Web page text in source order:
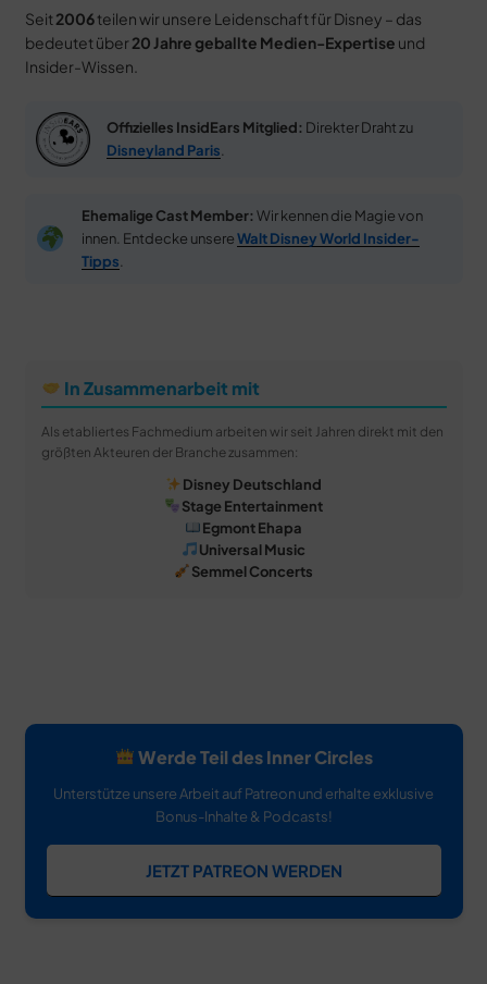
Seit 2006teilen wir unsere Leidenschaft für Disney – das
bedeutet über 20 Jahre geballte Medien-Expertise und
Insider-Wissen.
Offizielles InsidEars Mitglied: Direkter Draht zu
Disneyland Paris
Ehemalige Cast Member: Wir kennen die Magie von
innen. Entdecke unsereWalt Disney World Insider-
Tipps
In Zusammenarbeit mit
Als etabliertes Fachmedium arbeiten wir seit Jahren direkt mit den
größten Akteuren der Branche zusammen:
Disney Deutschland
Stage Entertainment
Egmont Ehapa
Universal Music
Semmel Concerts
Werde Teil des Inner Circles
Unterstütze unsere Arbeit auf Patreon und erhalte exklusive
Bonus-Inhalte & Podcasts!
JETZT PATREON WERDEN